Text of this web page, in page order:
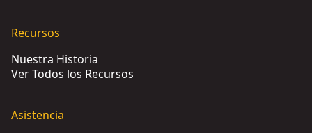
Recursos
Nuestra Historia
Ver Todos los Recursos
Asistencia